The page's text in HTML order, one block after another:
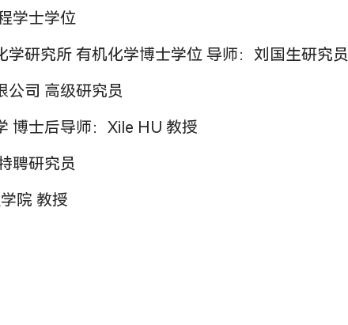
学士学位
研究所 有机化学博士学位 导师：刘国生研究员
公司 高级研究员
博士后导师：Xile HU 教授
聘研究员
院 教授